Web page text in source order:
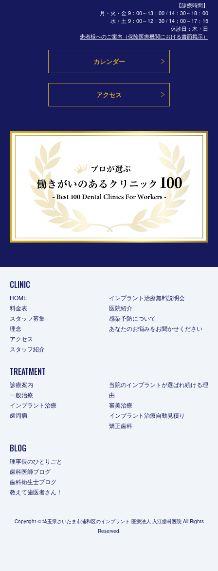
【診療時間】
月・火・金 9：00～13：00 / 14：30～18：00
水・土 9：00～12：30 / 14：00～17：15
休診日：木・日
患者様へのご案内（保険医療機関における書面掲示）
カレンダー
アクセス
CLINIC
HOME
料金表
スタッフ募集
理念
アクセス
スタッフ紹介
インプラント治療無料説明会
医院紹介
感染予防について
あなたのお悩みをお聞かせください
TREATMENT
診療案内
一般治療
インプラント治療
歯周病
当院のインプラントが選ばれ続ける理
由
審美治療
インプラント治療自動見積り
矯正歯科
BLOG
理事長のひとりごと
歯科医師ブログ
歯科衛生士ブログ
教えて歯医者さん！
Copyright © 埼玉県さいたま市浦和区のインプラント 医療法人 入江歯科医院 All Rights
Reserved.